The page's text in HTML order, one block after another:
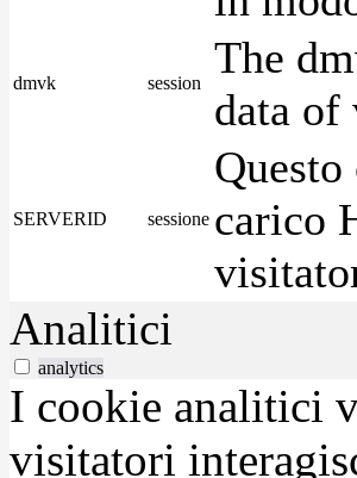
dmvk session
The
data of
SERVERID sessione carico
Analitici
analytics
I cookie analitici
visitatori